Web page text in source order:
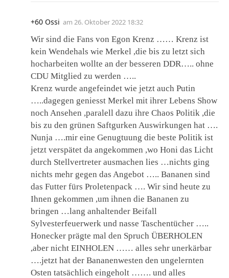
+60 Ossi am 26. Oktober 2022 18:32
Wir sind die Fans von Egon Krenz …… Krenz ist
kein Wendehals wie Merkel ,die bis zu letzt sich
hocharbeiten wollte an der besseren DDR….. ohne
CDU Mitglied zu werden …..
Krenz wurde angefeindet wie jetzt auch Putin
…..dagegen geniesst Merkel mit ihrer Lebens Show
noch Ansehen ,paralell dazu ihre Chaos Politik ,die
bis zu den grünen Saftgurken Auswirkungen hat ….
Nunja ….mir eine Genugtuung die beste Politik ist
jetzt verspätet da angekommen ,wo Honi das Licht
durch Stellvertreter ausmachen lies …nichts ging
nichts mehr gegen das Angebot ….. Bananen sind
das Futter fürs Proletenpack …. Wir sind heute zu
Ihnen gekommen ,um ihnen die Bananen zu
bringen …lang anhaltender Beifall
Sylvesterfeuerwerk und nasse Taschentücher …..
Honecker prägte mal den Spruch ÜBERHOLEN
,aber nicht EINHOLEN …… alles sehr unerkärbar
….jetzt hat der Bananenwesten den ungelernten
Osten tatsächlich eingeholt ……. und alles